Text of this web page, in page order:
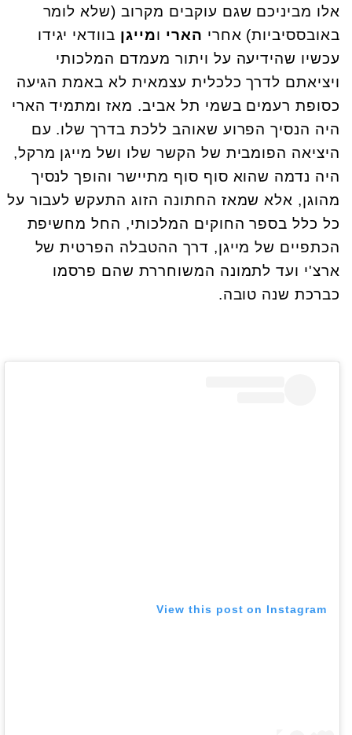
אלו מביניכם שגם עוקבים מקרוב (שלא לומר
באובססיביות) אחרי הארי ומייגן בוודאי יגידו
עכשיו שהידיעה על ויתור מעמדם המלכותי
ויציאתם לדרך כלכלית עצמאית לא באמת הגיעה
כסופת רעמים בשמי תל אביב. מאז ומתמיד הארי
היה הנסיך הפרוע שאוהב ללכת בדרך שלו. עם
היציאה הפומבית של הקשר שלו ושל מייגן מרקל,
היה נדמה שהוא סוף סוף מתיישר והופך לנסיך
מהוגן, אלא שמאז החתונה הזוג התעקש לעבור על
כל כלל בספר החוקים המלכותי, החל מחשיפת
הכתפיים של מייגן, דרך ההטבלה הפרטית של
ארצ'י ועד לתמונה המשוחררת שהם פרסמו
כברכת שנה טובה.
View this post on Instagram